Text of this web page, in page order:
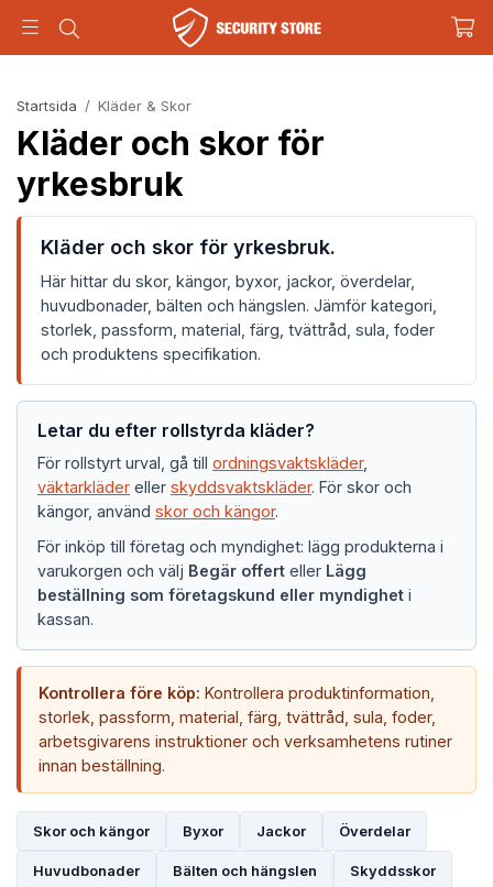
Startsida / Kläder & Skor
Kläder och skor för
yrkesbruk
Kläder och skor för yrkesbruk.
Här hittar du skor, kängor, byxor, jackor, överdelar,
huvudbonader, bälten och hängslen. Jämför kategori,
storlek, passform, material, färg, tvättråd, sula, foder
och produktens specifikation.
Letar du efter rollstyrda kläder?
För rollstyrt urval, gå till ordningsvaktskläder,
väktarkläder eller skyddsvaktskläder. För skor och
kängor, använd skor och kängor.
För inköp till företag och myndighet: lägg produkterna i
varukorgen och välj Begär offert eller Lägg
beställning som företagskund eller myndighet i
kassan.
Kontrollera före köp: Kontrollera produktinformation,
storlek, passform, material, färg, tvättråd, sula, foder,
arbetsgivarens instruktioner och verksamhetens rutiner
innan beställning.
Skor och kängor Byxor Jackor Överdelar
Huvudbonader Bälten och hängslen Skyddsskor